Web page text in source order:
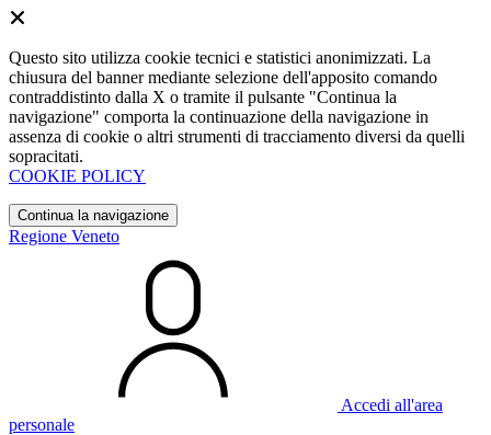
Questo sito utilizza cookie tecnici e statistici anonimizzati. La
chiusura del banner mediante selezione dell'apposito comando
contraddistinto dalla X o tramite il pulsante "Continua la
navigazione" comporta la continuazione della navigazione in
assenza di cookie o altri strumenti di tracciamento diversi da quelli
sopracitati.
COOKIE POLICY
Continua la navigazione
Regione Veneto
Accedi all'area
personale